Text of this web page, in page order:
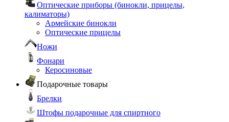
Оптические приборы (бинокли, прицелы,
калиматоры)
Армейские бинокли
Оптические прицелы
Ножи
Фонари
Керосиновые
Подарочные товары
Брелки
Штофы подарочные для спиртного